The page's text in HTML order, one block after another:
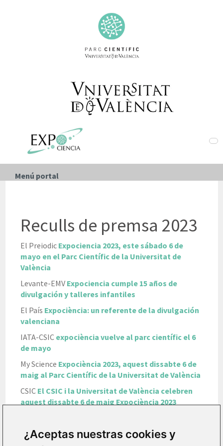
¿Aceptas nuestras cookies y
Menú portal
Reculls de premsa 2023
El Preiodic Expociencia 2023, este sábado 6 de
mayo en el Parc Científic de la Universitat de
València
Levante-EMV Expociencia cumple 15 años de
divulgación y talleres infantiles
El País Expociència: un referente de la divulgación
valenciana
IATA-CSIC expociència vuelve al parc científic el 6
de mayo
My Science Expociència 2023, aquest dissabte 6 de
maig al Parc Científic de la Universitat de València
CSIC El CSIC i la Universitat de València celebren
aquest dissabte 6 de maig Expociència 2023
"joc, aprenentatge i diversió" a la XV edició
d'Expociència